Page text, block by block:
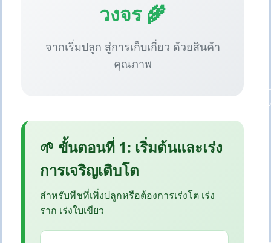
วงจร 🌾
จากเริ่มปลูก สู่การเก็บเกี่ยว ด้วยสินค้า
คุณภาพ
🌱 ขั้นตอนที่ 1: เริ่มต้นและเร่ง
การเจริญเติบโต
สำหรับพืชที่เพิ่งปลูกหรือต้องการเร่งโต เร่ง
ราก เร่งใบเขียว